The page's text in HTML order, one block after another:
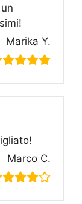
Marika Y.
Marco C.